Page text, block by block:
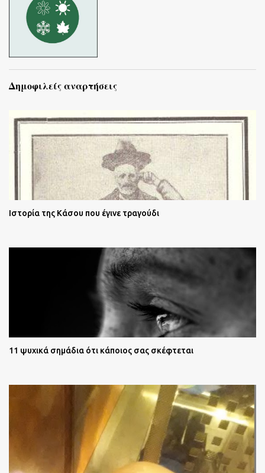
Δημοφιλείς αναρτήσεις
Ιστορία της Κάσου που έγινε τραγούδι
11 ψυχικά σημάδια ότι κάποιος σας σκέφτεται